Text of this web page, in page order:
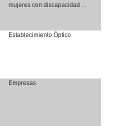
mujeres con discapacidad ...
Establecimiento Óptico
Empresas